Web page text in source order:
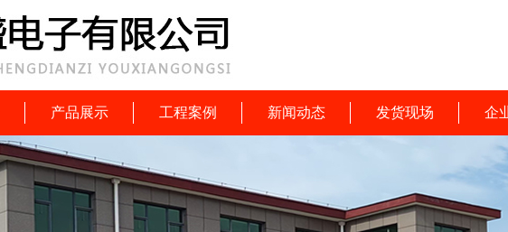
产品展示 工程案例 新闻动态 发货现场 企